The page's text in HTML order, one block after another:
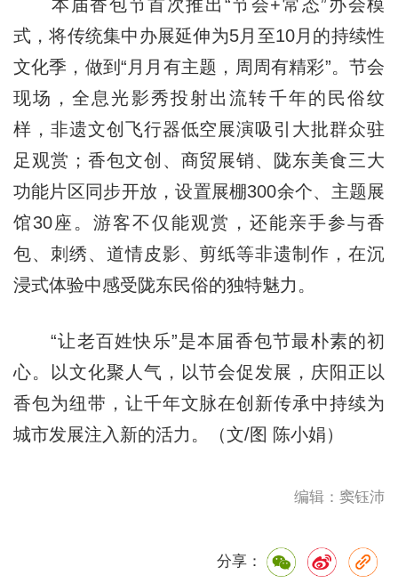
本届香包节首次推出“节会+常态”办会模
式，将传统集中办展延伸为5月至10月的持续性
文化季，做到“月月有主题，周周有精彩”。节会
现场，全息光影秀投射出流转千年的民俗纹
样，非遗文创飞行器低空展演吸引大批群众驻
足观赏；香包文创、商贸展销、陇东美食三大
功能片区同步开放，设置展棚300余个、主题展
馆30座。游客不仅能观赏，还能亲手参与香
包、刺绣、道情皮影、剪纸等非遗制作，在沉
浸式体验中感受陇东民俗的独特魅力。
“让老百姓快乐”是本届香包节最朴素的初
心。以文化聚人气，以节会促发展，庆阳正以
香包为纽带，让千年文脉在创新传承中持续为
城市发展注入新的活力。（文/图 陈小娟）
编辑：窦钰沛
分享：